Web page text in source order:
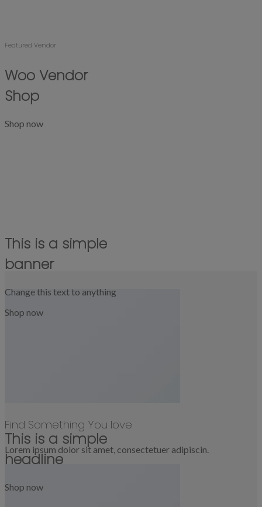
Featured Vendor
Woo Vendor
Shop
Shop now
This is a simple
banner
Change this text to anything
Shop now
This is a simple
headline
Shop now
Find Something You love
Lorem ipsum dolor sit amet, consectetuer adipiscin.